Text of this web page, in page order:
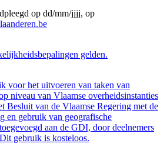
op dd/mm/jjjj, op
gelden.
voor het uitvoeren van taken van
niveau van Vlaamse overheidsinstanties
Besluit van de Vlaamse Regering met de
en gebruik van geografische
aan de GDI, door deelnemers
gebruik is kosteloos.